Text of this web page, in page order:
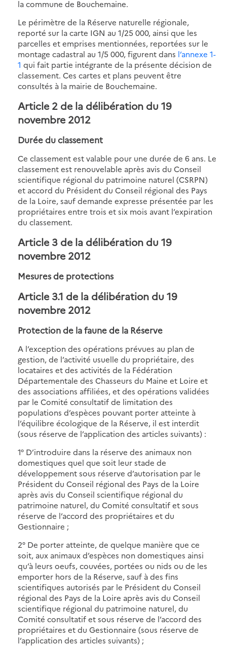
la commune de Bouchemaine.
Le périmètre de la Réserve naturelle régionale,
reporté sur la carte IGN au 1/25 000, ainsi que les
parcelles et emprises mentionnées, reportées sur le
montage cadastral au 1/5 000, figurent dans l’annexe 1-
1 qui fait partie intégrante de la présente décision de
classement. Ces cartes et plans peuvent être
consultés à la mairie de Bouchemaine.
Article 2 de la délibération du 19
novembre 2012
Durée du classement
Ce classement est valable pour une durée de 6 ans. Le
classement est renouvelable après avis du Conseil
scientifique régional du patrimoine naturel (CSRPN)
et accord du Président du Conseil régional des Pays
de la Loire, sauf demande expresse présentée par les
propriétaires entre trois et six mois avant l’expiration
du classement.
Article 3 de la délibération du 19
novembre 2012
Mesures de protections
Article 3.1 de la délibération du 19
novembre 2012
Protection de la faune de la Réserve
A l’exception des opérations prévues au plan de
gestion, de l’activité usuelle du propriétaire, des
locataires et des activités de la Fédération
Départementale des Chasseurs du Maine et Loire et
des associations affiliées, et des opérations validées
par le Comité consultatif de limitation des
populations d’espèces pouvant porter atteinte à
l’équilibre écologique de la Réserve, il est interdit
(sous réserve de l’application des articles suivants) :
1° D’introduire dans la réserve des animaux non
domestiques quel que soit leur stade de
développement sous réserve d’autorisation par le
Président du Conseil régional des Pays de la Loire
après avis du Conseil scientifique régional du
patrimoine naturel, du Comité consultatif et sous
réserve de l’accord des propriétaires et du
Gestionnaire ;
2° De porter atteinte, de quelque manière que ce
soit, aux animaux d’espèces non domestiques ainsi
qu’à leurs oeufs, couvées, portées ou nids ou de les
emporter hors de la Réserve, sauf à des fins
scientifiques autorisés par le Président du Conseil
régional des Pays de la Loire après avis du Conseil
scientifique régional du patrimoine naturel, du
Comité consultatif et sous réserve de l’accord des
propriétaires et du Gestionnaire (sous réserve de
l’application des articles suivants) ;